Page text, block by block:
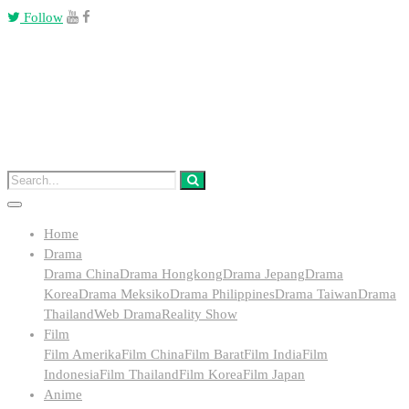
Follow
Home
Drama
Drama ChinaDrama HongkongDrama JepangDrama
KoreaDrama MeksikoDrama PhilippinesDrama TaiwanDrama
ThailandWeb DramaReality Show
Film
Film AmerikaFilm ChinaFilm BaratFilm IndiaFilm
IndonesiaFilm ThailandFilm KoreaFilm Japan
Anime